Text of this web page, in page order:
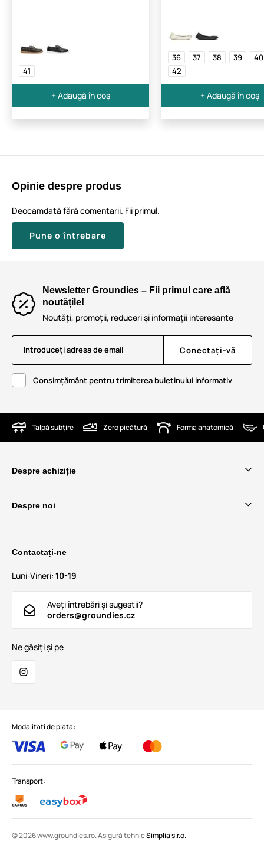
41
+ Adaugă în coș
36 37 38 39
40
42
+ Adaugă în coș
Opinie despre produs
Deocamdată fără comentarii. Fii primul.
Pune o întrebare
Newsletter Groundies – Fii primul care află
noutățile!
Noutăți, promoții, reduceri și informații interesante
Introduceți adresa de email Conectați-vă
Consimțământ pentru trimiterea buletinului informativ
Talpă subțire Zero picătură Forma anatomică
Despre achiziție
Despre noi
Contactați-ne
Luni-Vineri: 10-19
Aveți întrebări și sugestii?
orders@groundies.cz
Ne găsiți și pe
Modalitati de plata:
Transport:
© 2026 www.groundies.ro. Asigură tehnicSimplia s.r.o.